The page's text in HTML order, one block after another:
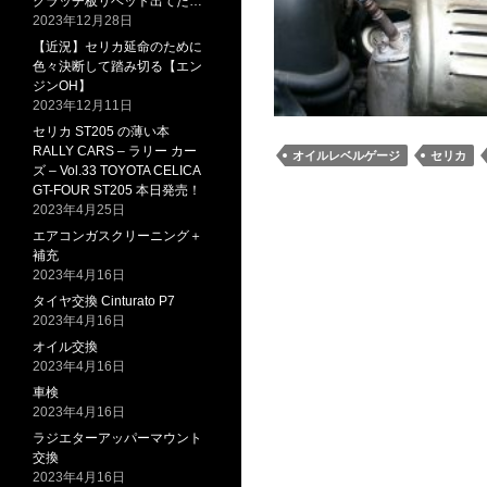
オイルレベルゲージ セリカ
2023年12月28日
【近況】セリカ延命のために
色々決断して踏み切る【エン
ジンOH】
2023年12月11日
セリカ ST205 の薄い本
RALLY CARS – ラリー カー
ズ – Vol.33 TOYOTA CELICA
GT-FOUR ST205 本日発売！
2023年4月25日
エアコンガスクリーニング＋
補充
2023年4月16日
タイヤ交換 Cinturato P7
2023年4月16日
オイル交換
2023年4月16日
車検
2023年4月16日
ラジエターアッパーマウント
交換
2023年4月16日